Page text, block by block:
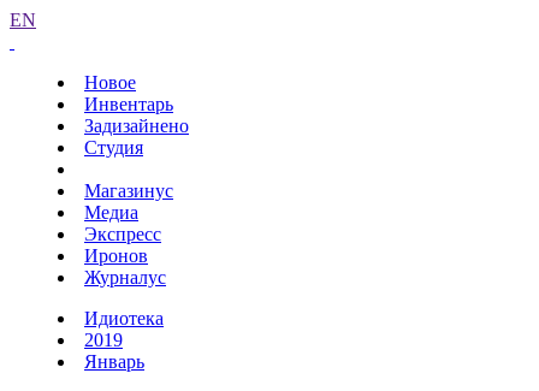
EN
Новое
Инвентарь
Задизайнено
Студия
Магазинус
Медиа
Экспресс
Иронов
Журналус
Идиотека
2019
Январь